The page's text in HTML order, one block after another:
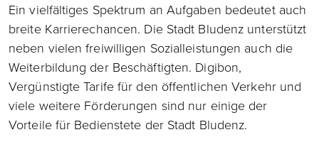
Ein vielfältiges Spektrum an Aufgaben bedeutet auch
breite Karrierechancen. Die Stadt Bludenz unterstützt
neben vielen freiwilligen Sozialleistungen auch die
Weiterbildung der Beschäftigten. Digibon,
Vergünstigte Tarife für den öffentlichen Verkehr und
viele weitere Förderungen sind nur einige der
Vorteile für Bedienstete der Stadt Bludenz.